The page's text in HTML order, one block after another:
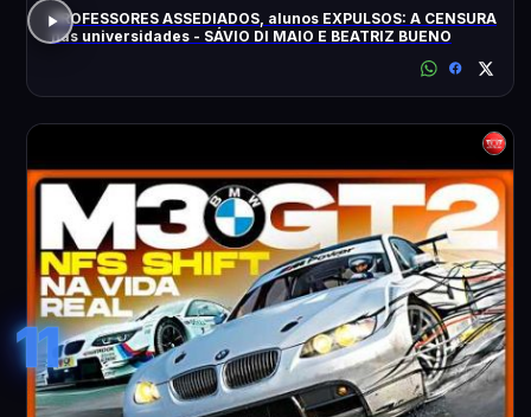
PROFESSORES ASSEDIADOS, alunos EXPULSOS: A CENSURA
nas universidades - SÁVIO DI MAIO E BEATRIZ BUENO
11